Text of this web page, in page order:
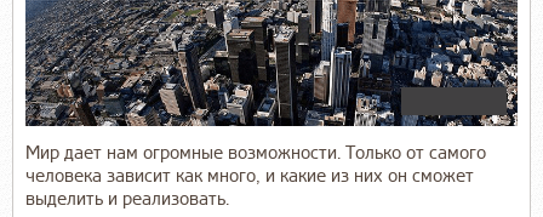
Мир дает нам огромные возможности. Только от самого
человека зависит как много, и какие из них он сможет
выделить и реализовать.